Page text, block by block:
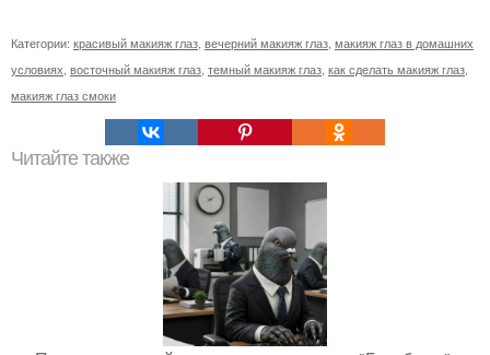
Категории: красивый макияж глаз вечерний макияж глаз макияж глаз в домашних
условиях восточный макияж глаз темный макияж глаз как сделать макияж глаз
макияж глаз смоки
Читайте также